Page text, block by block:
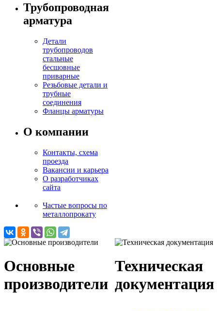
Трубопроводная
арматура
Детали
трубопроводов
стальные
бесшовные
приварные
Резьбовые детали и
трубные
соединения
Фланцы арматуры
О компании
Контакты, схема
проезда
Вакансии и карьера
О разработчиках
сайта
Частые вопросы по
металлопрокату
Основные
производители
Техническая
документация